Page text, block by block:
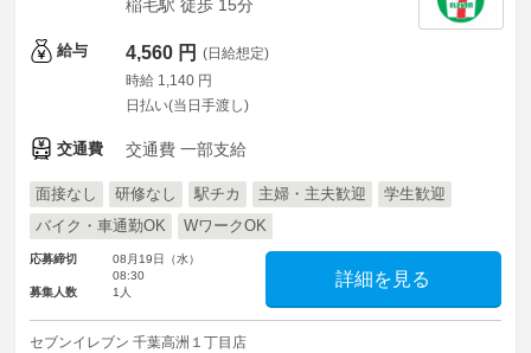
稲毛駅 徒歩 15分
給与 4,560 円 (日給想定)
時給 1,140 円
日払い(当日手渡し)
交通費 交通費 一部支給
面接なし 研修なし 駅チカ 主婦・主夫歓迎
学生歓迎
バイク・車通勤OK
WワークOK
応募締切
08月19日（水）
08:30
募集人数
1人
詳細を見る
セブンイレブン 千葉高洲１丁目店